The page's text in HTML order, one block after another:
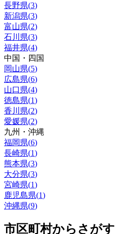
長野県(3)
新潟県(3)
富山県(2)
石川県(3)
福井県(4)
中国・四国
岡山県(5)
広島県(6)
山口県(4)
徳島県(1)
香川県(2)
愛媛県(2)
九州・沖縄
福岡県(6)
長崎県(1)
熊本県(3)
大分県(3)
宮崎県(1)
鹿児島県(1)
沖縄県(9)
市区町村からさがす